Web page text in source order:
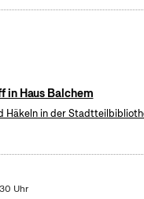
in Haus Balchem
Häkeln in der
Uhr